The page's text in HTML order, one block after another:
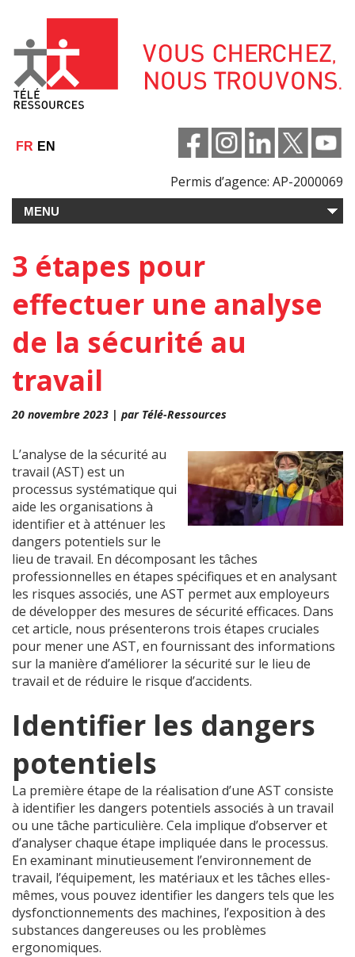
contenu
FR EN
Permis d’agence: AP-2000069
3 étapes pour
effectuer une analyse
de la sécurité au
travail
20 novembre 2023 | par Télé-Ressources
L’analyse de la sécurité au
travail (AST) est un
processus systématique qui
aide les organisations à
identifier et à atténuer les
dangers potentiels sur le
lieu de travail. En décomposant les tâches
professionnelles en étapes spécifiques et en analysant
les risques associés, une AST permet aux employeurs
de développer des mesures de sécurité efficaces. Dans
cet article, nous présenterons trois étapes cruciales
pour mener une AST, en fournissant des informations
sur la manière d’améliorer la sécurité sur le lieu de
travail et de réduire le risque d’accidents.
Identifier les dangers
potentiels
La première étape de la réalisation d’une AST consiste
à identifier les dangers potentiels associés à un travail
ou une tâche particulière. Cela implique d’observer et
d’analyser chaque étape impliquée dans le processus.
En examinant minutieusement l’environnement de
travail, l’équipement, les matériaux et les tâches elles-
mêmes, vous pouvez identifier les dangers tels que les
dysfonctionnements des machines, l’exposition à des
substances dangereuses ou les problèmes
ergonomiques.